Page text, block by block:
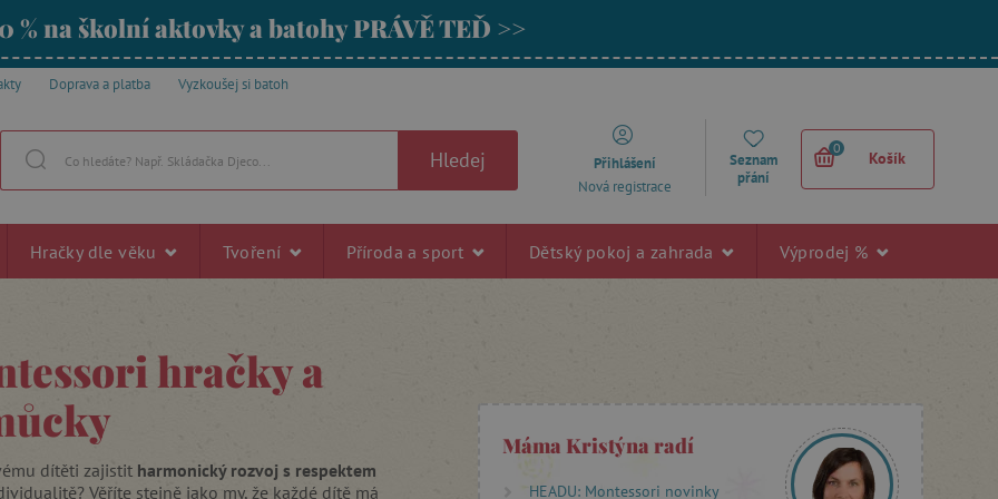
% na školní aktovky a batohy PRÁVĚ TEĎ >>
Doprava a platba Vyzkoušej si batoh
Hledej
Přihlášení
Nová registrace
Seznam
přání
0
Košík
Hračky dle věku Tvoření Příroda a sport Dětský pokoj a zahrada Výprodej %
hračky a
dítěti zajistit harmonický rozvoj s respektem
Věříte stejně jako my, že každé dítě má
Máma Kristýna radí
HEADU: Montessori novinky